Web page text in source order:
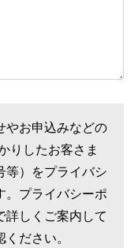
やお申込みなどの
りしたお客さま
等）をプライバシ
。プライバシーポ
詳しくご案内して
ださい。